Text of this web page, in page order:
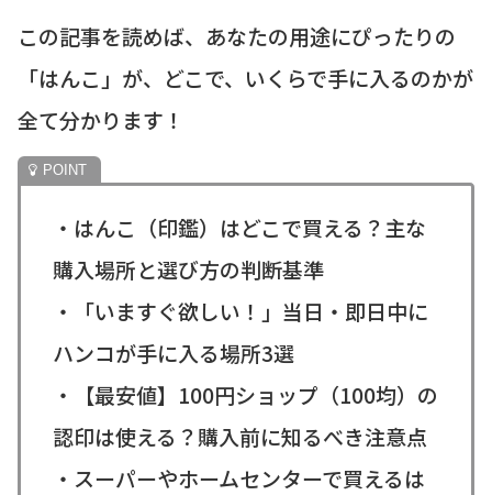
この記事を読めば、あなたの用途にぴったりの
「はんこ」が、どこで、いくらで手に入るのかが
全て分かります！
・はんこ（印鑑）はどこで買える？主な
購入場所と選び方の判断基準
・「いますぐ欲しい！」当日・即日中に
ハンコが手に入る場所3選
・【最安値】100円ショップ（100均）の
認印は使える？購入前に知るべき注意点
・スーパーやホームセンターで買えるは